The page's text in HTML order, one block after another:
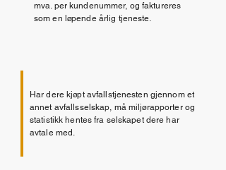
mva. per kundenummer, og faktureres
som en løpende årlig tjeneste.
Har dere kjøpt avfallstjenesten gjennom et
annet avfallsselskap, må miljørapporter og
statistikk hentes fra selskapet dere har
avtale med.